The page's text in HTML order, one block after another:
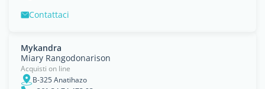
Contattaci
Mykandra
Miary Rangodonarison
Acquisti on line
B-325 Anatihazo